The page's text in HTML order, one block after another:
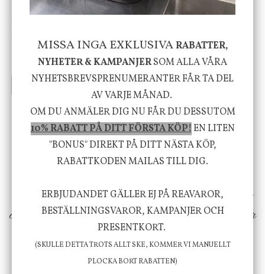
635 kr795 kr
Stengods
415 kr
Vi vill förmedla känsla, upplevelse och
välbefinnande för dig och ditt hem! Med
erbjuder vi omsorgsfullt utvalda produkter som
ökar trivsel i ditt hem och ger det lilla extra för
att öka ditt välmående!
MISSA INGA EXKLUSIVARABATTER,
NYHETER & KAMPANJERSOM ALLA VÅRA
NYHETSBREVSPRENUMERANTER FÅR TA DEL
AV VARJE MÅNAD.
OM DU ANMÄLER DIG NU FÅR DU DESSUTOM
10% RABATT PÅ DITT FÖRSTA KÖP!EN LITEN
"BONUS" DIREKT PÅ DITT NÄSTA KÖP,
RABATTKODEN MAILAS TILL DIG.
ERBJUDANDET GÄLLER EJ PÅ REAVAROR,
BESTÄLLNINGSVAROR, KAMPANJER OCH
PRESENTKORT.
(SKULLE DETTA TROTS ALLT SKE, KOMMER VI MANUELLT
PLOCKA BORT RABATTEN)